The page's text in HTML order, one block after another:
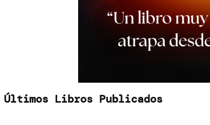
Últimos Libros Publicados